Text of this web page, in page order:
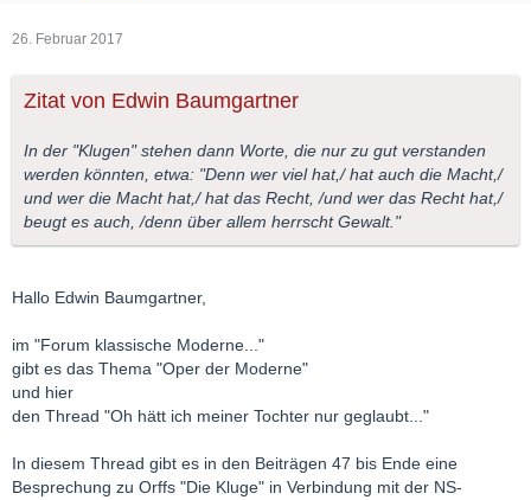
26. Februar 2017
Zitat von Edwin Baumgartner
In der "Klugen" stehen dann Worte, die nur zu gut verstanden
werden könnten, etwa: "Denn wer viel hat,/ hat auch die Macht,/
und wer die Macht hat,/ hat das Recht, /und wer das Recht hat,/
beugt es auch, /denn über allem herrscht Gewalt."
Hallo Edwin Baumgartner,
im "Forum klassische Moderne..."
gibt es das Thema "Oper der Moderne"
und hier
den Thread "Oh hätt ich meiner Tochter nur geglaubt..."
In diesem Thread gibt es in den Beiträgen 47 bis Ende eine
Besprechung zu Orffs "Die Kluge" in Verbindung mit der NS-